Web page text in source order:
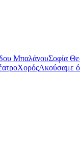
ΜπαλάνουΣοφία
ΧορόςΑκούσαμε